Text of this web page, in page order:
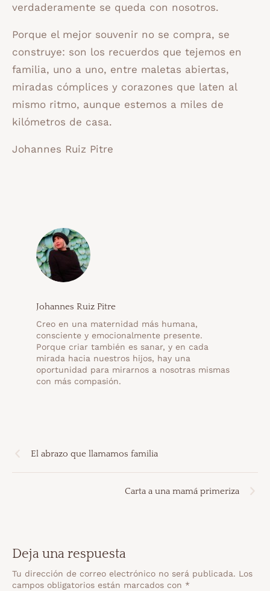
verdaderamente se queda con nosotros.
Porque el mejor souvenir no se compra, se
construye: son los recuerdos que tejemos en
familia, uno a uno, entre maletas abiertas,
miradas cómplices y corazones que laten al
mismo ritmo, aunque estemos a miles de
kilómetros de casa.
Johannes Ruiz Pitre
Johannes Ruiz Pitre
Creo en una maternidad más humana,
consciente y emocionalmente presente.
Porque criar también es sanar, y en cada
mirada hacia nuestros hijos, hay una
oportunidad para mirarnos a nosotras mismas
con más compasión.
El abrazo que llamamos familia
Carta a una mamá primeriza
Deja una respuesta
Tu dirección de correo electrónico no será publicada. Los
campos obligatorios están marcados con *